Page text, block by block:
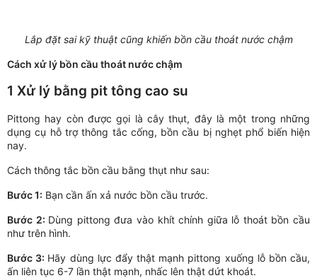
Lắp đặt sai kỹ thuật cũng khiến bồn cầu thoát nước chậm
Cách xử lý bồn cầu thoát nước chậm
1 Xử lý bằng pit tông cao su
Pittong hay còn được gọi là cây thụt, đây là một trong những
dụng cụ hỗ trợ thông tắc cống, bồn cầu bị nghẹt phổ biến hiện
nay.
Cách thông tắc bồn cầu bằng thụt như sau:
Bước 1: Bạn cần ấn xả nước bồn cầu trước.
Bước 2: Dùng pittong đưa vào khít chính giữa lỗ thoát bồn cầu
như trên hình.
Bước 3: Hãy dùng lực đẩy thật mạnh pittong xuống lỗ bồn cầu,
ấn liên tục 6-7 lần thật mạnh, nhấc lên thật dứt khoát.